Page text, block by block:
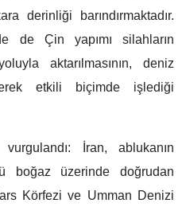
derinliği barındırmaktadır.
de Çin yapımı silahların
aktarılmasının, deniz
etkili biçimde işlediği
İran, ablukanın
boğaz üzerinde doğrudan
Körfezi ve Umman Denizi